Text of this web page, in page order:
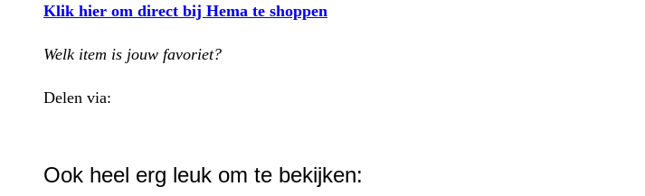
Klik hier om direct bij Hema te shoppen
Welk item is jouw favoriet?
Delen via:
Ook heel erg leuk om te bekijken: